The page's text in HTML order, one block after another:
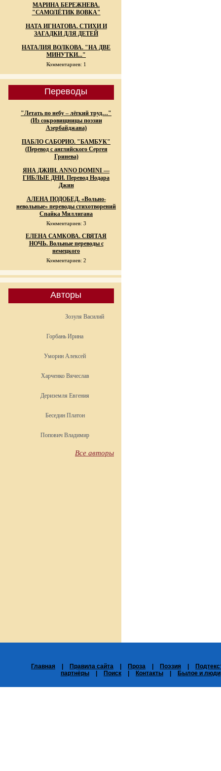
МАРИНА БЕРЕЖНЕВА.
"САМОЛЁТИК ВОВКА"
НАТА ИГНАТОВА. СТИХИ И
ЗАГАДКИ ДЛЯ ДЕТЕЙ
НАТАЛИЯ ВОЛКОВА. "НА ДВЕ
МИНУТКИ..."
Комментариев: 1
Переводы
"Летать по небу – лёгкий труд…"
(Из сокровищницы поэзии
Азербайджана)
ПАБЛО САБОРИО. "БАМБУК"
(Перевод с английского Сергея
Гринева)
ЯНА ДЖИН. ANNO DOMINI —
ГИБЛЫЕ ДНИ. Перевод Нодара
Джин
АЛЕНА ПОДОБЕД. «Вольно-
невольные» переводы стихотворений
Спайка Миллигана
Комментариев: 3
ЕЛЕНА САМКОВА. СВЯТАЯ
НОЧЬ. Вольные переводы с
немецкого
Комментариев: 2
Авторы
Зозуля Василий
Горбань Ирина
Уморин Алексей
Харченко Вячеслав
Дериземля Евгения
Беседин Платон
Попович Владимир
Все авторы
Главная Правила сайта Проза Поэзия
партнёры
Поиск Контакты Былое и люди